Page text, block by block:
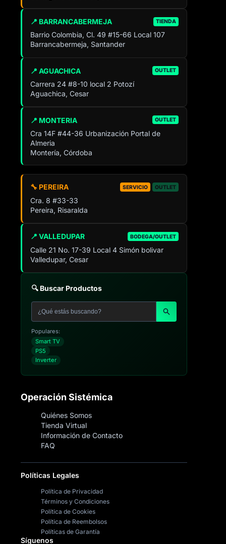
📍 BARRANCABERMEJA TIENDA
Barrio Colombia, Cl. 49 #15-66 Local 107
Barrancabermeja, Santander
📍 AGUACHICA OUTLET
Carrera 24 #8-10 local 2 Potozí
Aguachica, Cesar
📍 MONTERIA OUTLET
Cra 14F #44-36 Urbanización Portal de
Almeria
Montería, Córdoba
📍 VALLEDUPAR BODEGA/OUTLET
Calle 21 No. 17-39 Local 4 Simón bolivar
Valledupar, Cesar
🔧 PEREIRA SERVICIO OUTLET
Cra. 8 #33-33
Pereira, Risaralda
🔍 Buscar Productos
Populares:
Smart TV
PS5
Inverter
Operación Sistémica
Quiénes Somos
Tienda Virtual
Información de Contacto
FAQ
Políticas Legales
Política de Privacidad
Términos y Condiciones
Política de Cookies
Política de Reembolsos
Políticas de Garantía
Síguenos